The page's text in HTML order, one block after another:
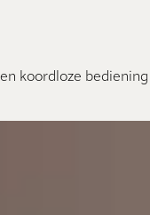
koordloze bediening